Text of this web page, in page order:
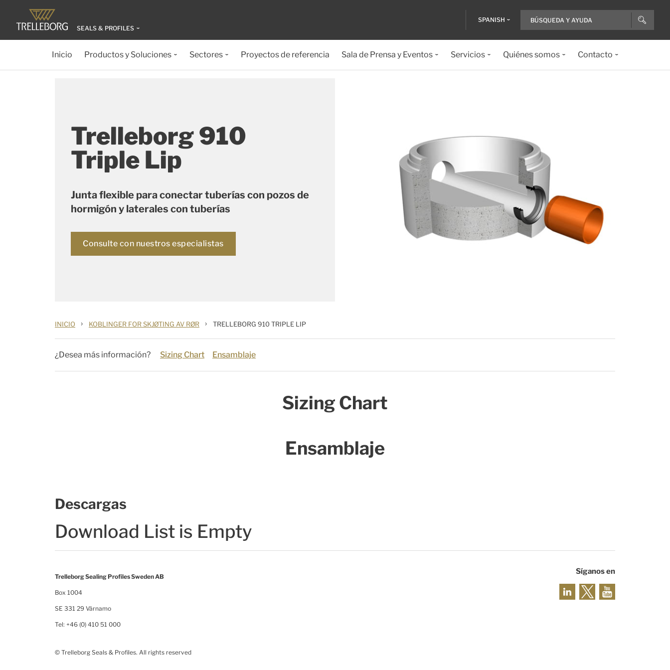
SEALS & PROFILES
SPANISH
Inicio Productos y Soluciones Sectores Proyectos de referencia Sala de Prensa y Eventos Servicios Quiénes somos Contacto
Trelleborg 910
Triple Lip
Junta flexible para conectar tuberías con pozos de
hormigón y laterales con tuberías
Consulte con nuestros especialistas
INICIO › KOBLINGER FOR SKJØTING AV RØR › TRELLEBORG 910 TRIPLE LIP
¿Desea más información? Sizing Chart Ensamblaje
Sizing Chart
Ensamblaje
Descargas
Download List is Empty
Trelleborg Sealing Profiles Sweden AB
Box 1004
SE 331 29 Värnamo
Tel: +46 (0) 410 51 000
© Trelleborg Seals & Profiles. All rights reserved
Síganos en